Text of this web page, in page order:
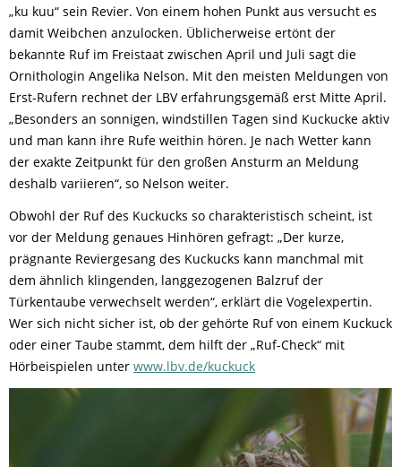
„ku kuu“ sein Revier. Von einem hohen Punkt aus versucht es
damit Weibchen anzulocken. Üblicherweise ertönt der
bekannte Ruf im Freistaat zwischen April und Juli sagt die
Ornithologin Angelika Nelson. Mit den meisten Meldungen von
Erst-Rufern rechnet der LBV erfahrungsgemäß erst Mitte April.
„Besonders an sonnigen, windstillen Tagen sind Kuckucke aktiv
und man kann ihre Rufe weithin hören. Je nach Wetter kann
der exakte Zeitpunkt für den großen Ansturm an Meldung
deshalb variieren“, so Nelson weiter.
Obwohl der Ruf des Kuckucks so charakteristisch scheint, ist
vor der Meldung genaues Hinhören gefragt: „Der kurze,
prägnante Reviergesang des Kuckucks kann manchmal mit
dem ähnlich klingenden, langgezogenen Balzruf der
Türkentaube verwechselt werden“, erklärt die Vogelexpertin.
Wer sich nicht sicher ist, ob der gehörte Ruf von einem Kuckuck
oder einer Taube stammt, dem hilft der „Ruf-Check“ mit
Hörbeispielen unter www.lbv.de/kuckuck